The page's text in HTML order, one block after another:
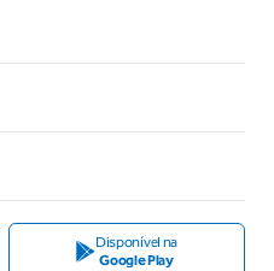
Disponível na
Google Play